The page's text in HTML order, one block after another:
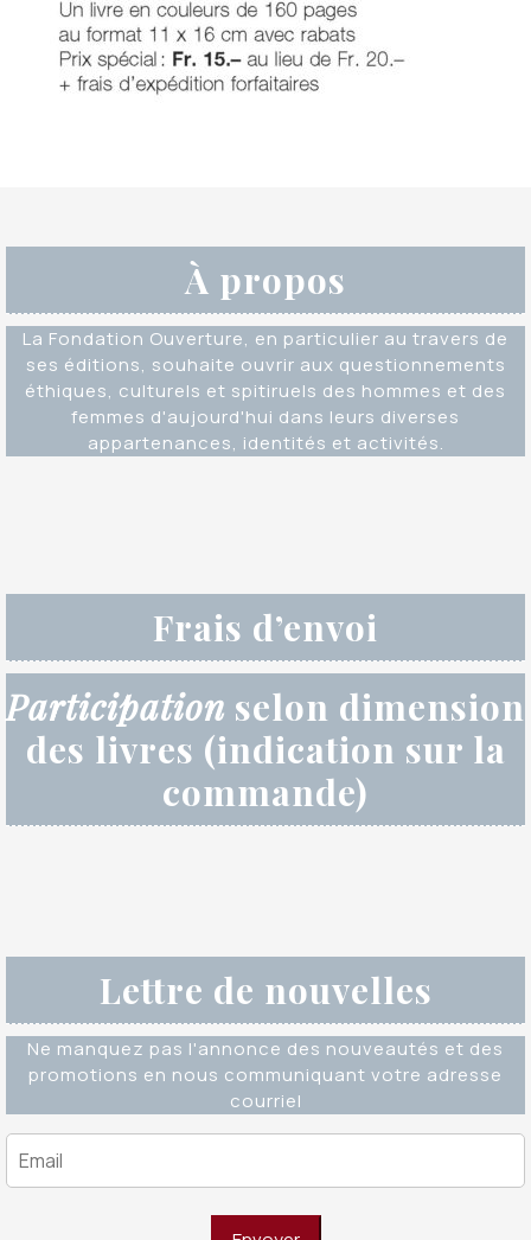
À propos
La Fondation Ouverture, en particulier au travers de
ses éditions, souhaite ouvrir aux questionnements
éthiques, culturels et spitiruels des hommes et des
femmes d'aujourd'hui dans leurs diverses
appartenances, identités et activités.
Frais d’envoi
Participation selon dimension
des livres (indication sur la
commande)
Lettre de nouvelles
Ne manquez pas l'annonce des nouveautés et des
promotions en nous communiquant votre adresse
courriel